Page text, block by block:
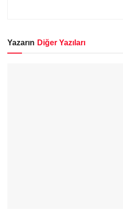
Yazarın Diğer Yazıları